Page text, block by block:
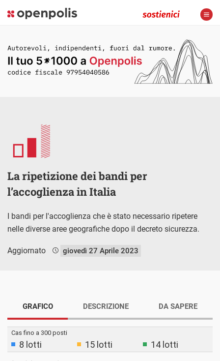
La ripetizione dei bandi per
l’accoglienza in Italia
I bandi per l'accoglienza che è stato necessario ripetere
nelle diverse aree geografiche dopo il decreto sicurezza.
Aggiornato giovedì 27 Aprile 2023
GRAFICO DESCRIZIONE DA SAPERE